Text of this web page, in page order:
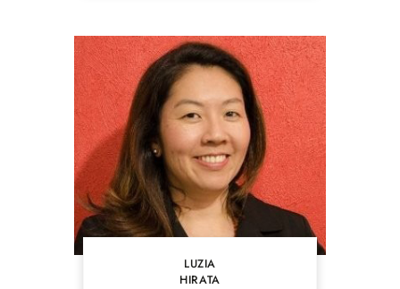
LUZIA
HIRATA